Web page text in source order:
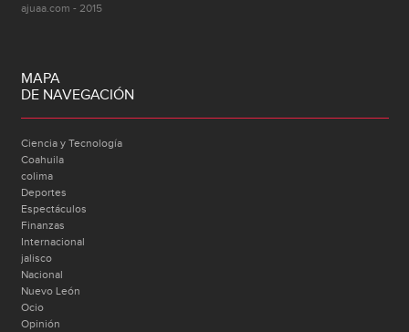
ajuaa.com - 2015
MAPA
DE NAVEGACIÓN
Ciencia y Tecnología
Coahuila
colima
Deportes
Espectáculos
Finanzas
Internacional
jalisco
Nacional
Nuevo León
Ocio
Opinión